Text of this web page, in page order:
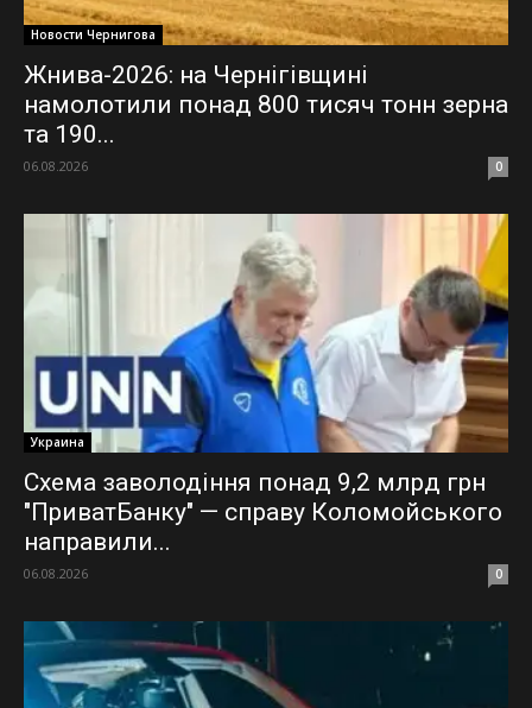
Новости Чернигова
Жнива-2026: на Чернігівщині
намолотили понад 800 тисяч тонн зерна
та 190...
06.08.2026 0
Украина
Схема заволодіння понад 9,2 млрд грн
"ПриватБанку" — справу Коломойського
направили...
06.08.2026 0